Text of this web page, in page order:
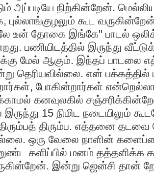
அப்படியே நிற்கின்றேன்.
புல்லாங்குழலும் கூட
உன் தோகை இங்கே" பாடல்
பணியிடத்தில் இருந்து
மேல் ஆகும். இந்தப்
தெரியவில்லை. என் பக்கத்தில்
போகின்றார்கள்
கனவுலகில்
15 நிமிட நடையிலும்
திரும்ப. எத்தனை
ஒரு வேலை நாளின்
களிப்பில் மனம் தத்தளிக்க
இன்று ஜென்சி தான்